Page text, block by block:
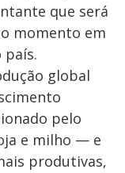
que será
momento em
país.
global
pelo
e milho — e
produtivas,